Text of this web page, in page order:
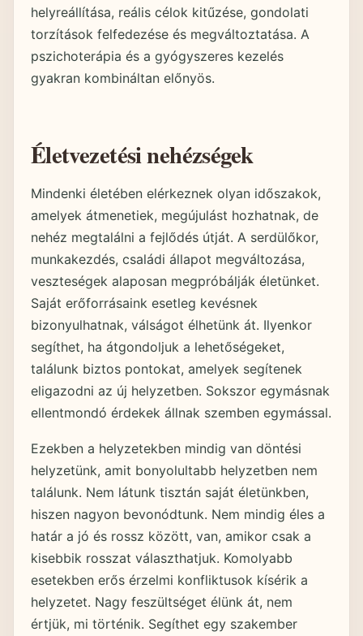
helyreállítása, reális célok kitűzése, gondolati
torzítások felfedezése és megváltoztatása. A
pszichoterápia és a gyógyszeres kezelés
gyakran kombináltan előnyös.
Életvezetési nehézségek
Mindenki életében elérkeznek olyan időszakok,
amelyek átmenetiek, megújulást hozhatnak, de
nehéz megtalálni a fejlődés útját. A serdülőkor,
munkakezdés, családi állapot megváltozása,
veszteségek alaposan megpróbálják életünket.
Saját erőforrásaink esetleg kevésnek
bizonyulhatnak, válságot élhetünk át. Ilyenkor
segíthet, ha átgondoljuk a lehetőségeket,
találunk biztos pontokat, amelyek segítenek
eligazodni az új helyzetben. Sokszor egymásnak
ellentmondó érdekek állnak szemben egymással.
Ezekben a helyzetekben mindig van döntési
helyzetünk, amit bonyolultabb helyzetben nem
találunk. Nem látunk tisztán saját életünkben,
hiszen nagyon bevonódtunk. Nem mindig éles a
határ a jó és rossz között, van, amikor csak a
kisebbik rosszat választhatjuk. Komolyabb
esetekben erős érzelmi konfliktusok kísérik a
helyzetet. Nagy feszültséget élünk át, nem
értjük, mi történik. Segíthet egy szakember